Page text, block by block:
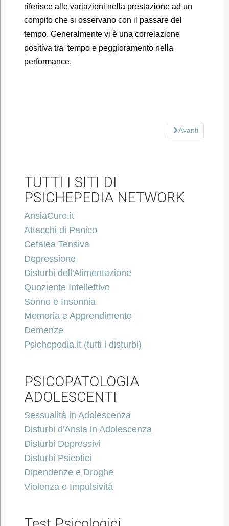
riferisce alle variazioni nella prestazione ad un
compito che si osservano con il passare del
tempo. Generalmente vi è una correlazione
positiva tra tempo e peggioramento nella
performance.
Avanti
TUTTI I SITI DI
PSICHEPEDIA NETWORK
AnsiaCure.it
Attacchi di Panico
Cefalea Tensiva
Depressione
Disturbi dell'Alimentazione
Quoziente Intellettivo
Sonno e Insonnia
Memoria e Apprendimento
Demenze
Psichepedia.it (tutti i disturbi)
PSICOPATOLOGIA
ADOLESCENTI
Sessualità in Adolescenza
Disturbi d'Ansia in Adolescenza
Disturbi Depressivi
Disturbi Psicotici
Dipendenze e Droghe
Violenza e Impulsività